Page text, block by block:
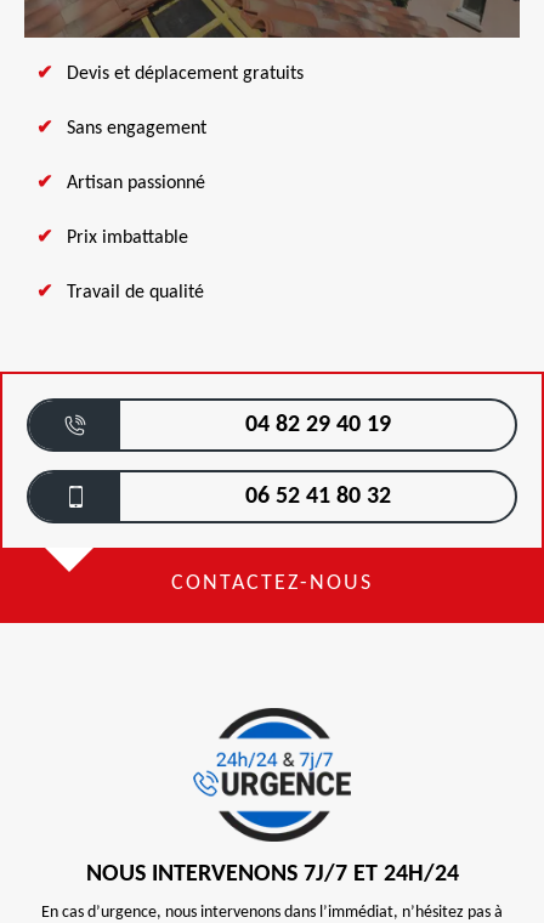
Devis et déplacement gratuits
Sans engagement
Artisan passionné
Prix imbattable
Travail de qualité
04 82 29 40 19
06 52 41 80 32
CONTACTEZ-NOUS
NOUS INTERVENONS 7J/7 ET 24H/24
En cas d’urgence, nous intervenons dans l’immédiat, n’hésitez pas à